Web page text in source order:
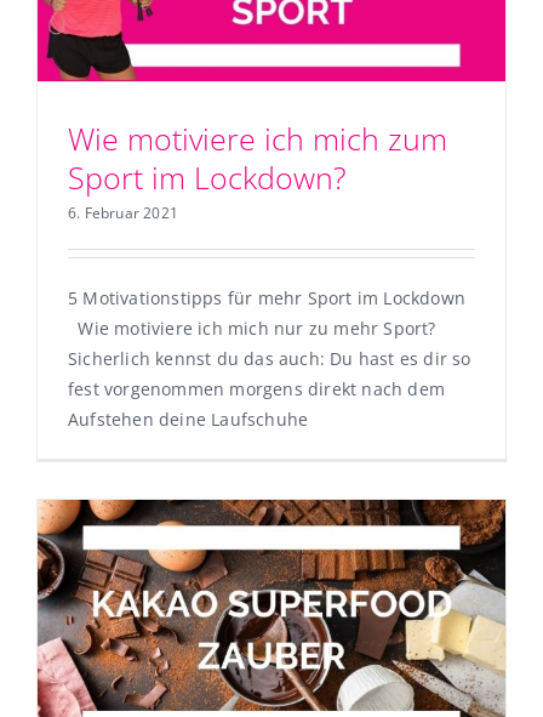
Wie motiviere ich mich zum
Sport im Lockdown?
6. Februar 2021
5 Motivationstipps für mehr Sport im Lockdown
Wie motiviere ich mich nur zu mehr Sport?
Sicherlich kennst du das auch: Du hast es dir so
fest vorgenommen morgens direkt nach dem
Aufstehen deine Laufschuhe